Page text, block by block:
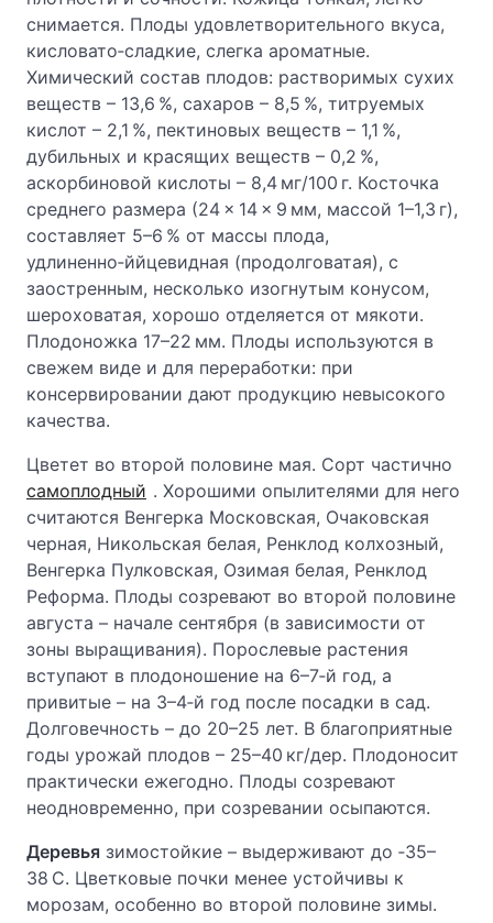
снимается. Плоды удовлетворительного вкуса,
кисловато‑сладкие, слегка ароматные.
Химический состав плодов: растворимых сухих
веществ – 13,6 %, сахаров – 8,5 %, титруемых
кислот – 2,1 %, пектиновых веществ – 1,1 %,
дубильных и красящих веществ – 0,2 %,
аскорбиновой кислоты – 8,4 мг/100 г. Косточка
среднего размера (24 × 14 × 9 мм, массой 1–1,3 г),
составляет 5–6 % от массы плода,
удлиненно‑ййцевидная (продолговатая), с
заостренным, несколько изогнутым конусом,
шероховатая, хорошо отделяется от мякоти.
Плодоножка 17–22 мм. Плоды используются в
свежем виде и для переработки: при
консервировании дают продукцию невысокого
качества.
Цветет во второй половине мая. Сорт частично
самоплодный . Хорошими опылителями для него
считаются Венгерка Московская, Очаковская
черная, Никольская белая, Ренклод колхозный,
Венгерка Пулковская, Озимая белая, Ренклод
Реформа. Плоды созревают во второй половине
августа – начале сентября (в зависимости от
зоны выращивания). Порослевые растения
вступают в плодоношение на 6–7‑й год, а
привитые – на 3–4‑й год после посадки в сад.
Долговечность – до 20–25 лет. В благоприятные
годы урожай плодов – 25–40 кг/дер. Плодоносит
практически ежегодно. Плоды созревают
неодновременно, при созревании осыпаются.
Деревья зимостойкие – выдерживают до ‑35–
38 С. Цветковые почки менее устойчивы к
морозам, особенно во второй половине зимы.